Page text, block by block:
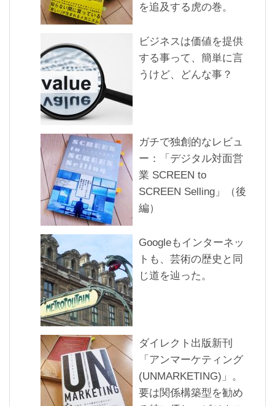
を追及する虎の巻。
ビジネスは価値を提供
する事って、簡単に言
うけど、どんな事？
ガチで独創的なレビュ
ー：「デジタル対面営
業 SCREEN to
SCREEN Selling」（後
編）
Googleもインターネッ
トも、芸術の歴史と同
じ道を辿った。
ダイレクト出版新刊
「アンマーケティング
(UNMARKETING)」。
要は関係構築型を勧め